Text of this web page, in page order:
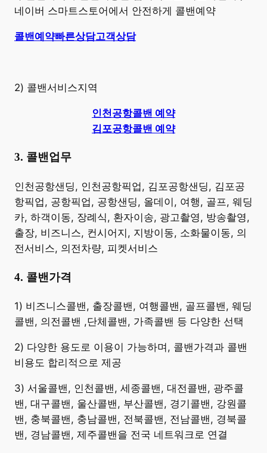
네이버 스마트스토어에서 안전하게 콜밴예약
콜밴예약빠른상담고객상담
2) 콜밴서비스지역
인천공항콜밴 예약
김포공항콜밴 예약
3. 콜밴업무
​인천공항샌딩, 인천공항픽업, 김포공항샌딩, 김포공
항픽업, 공항픽업, 공항샌딩, 올데이, 여행, 골프, 웨딩
카, 하객이동, 장례식, 환자이송, 광고촬영, 방송촬영,
출장, 비즈니스, 컨시어지, 지방이동, 소화물이동, 의
전서비스, 의전차량, 피켓서비스
4. 콜밴가격
​1) 비즈니스콜밴, 출장콜밴, 여행콜밴, 골프콜밴, 웨딩
콜밴, 의전콜밴 ,단체콜밴, 가족콜밴 등 다양한 선택
2) 다양한 용도로 이용이 가능하며, 콜밴가격과 콜밴
비용도 합리적으로 제공
3) 서울콜밴, 인천콜밴, 세종콜밴, 대전콜밴, 광주콜
밴, 대구콜밴, 울산콜밴, 부산콜밴, 경기콜밴, 강원콜
밴, 충북콜밴, 충남콜밴, 전북콜밴, 전남콜밴, 경북콜
밴, 경남콜밴, 제주콜밴을 전국 네트워크로 연결